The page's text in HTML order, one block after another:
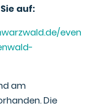
auf:
even
am
Die